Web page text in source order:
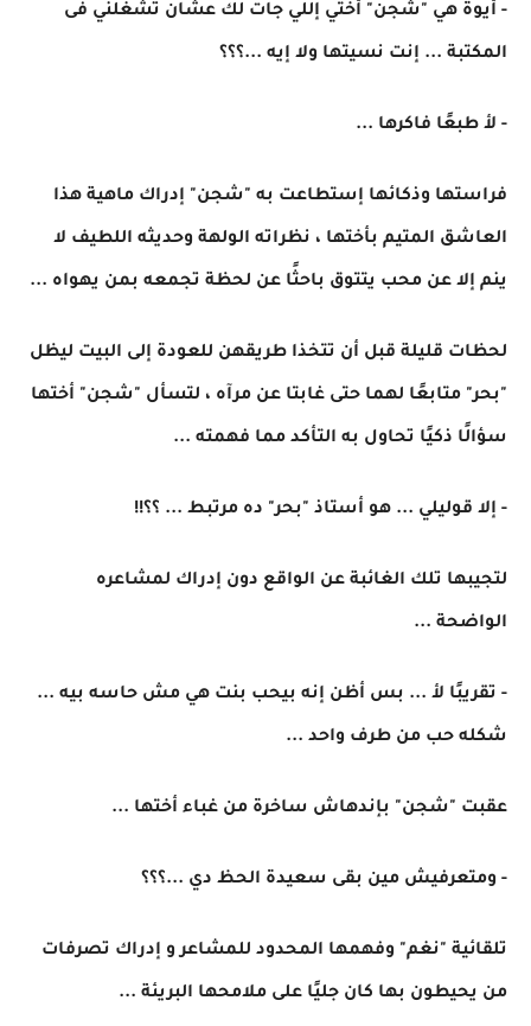
- أيوة هي "شجن" أختي إللي جات لك عشان تشغلني فى
المكتبة ... إنت نسيتها ولا إيه ...؟؟؟
- لأ طبعًا فاكرها ...
فراستها وذكائها إستطاعت به "شجن" إدراك ماهية هذا
العاشق المتيم بأختها ، نظراته الولهة وحديثه اللطيف لا
ينم إلا عن محب يتتوق باحثًا عن لحظة تجمعه بمن يهواه ...
لحظات قليلة قبل أن تتخذا طريقهن للعودة إلى البيت ليظل
"بحر" متابعًا لهما حتى غابتا عن مرآه ، لتسأل "شجن" أختها
سؤالًا ذكيًا تحاول به التأكد مما فهمته ...
- إلا قوليلي ... هو أستاذ "بحر" ده مرتبط ... ؟؟!!
لتجيبها تلك الغائبة عن الواقع دون إدراك لمشاعره
الواضحة ...
- تقريبًا لأ ... بس أظن إنه بيحب بنت هي مش حاسه بيه ...
شكله حب من طرف واحد ...
عقبت "شجن" بإندهاش ساخرة من غباء أختها ...
- ومتعرفيش مين بقى سعيدة الحظ دي ...؟؟؟
تلقائية "نغم" وفهمها المحدود للمشاعر و إدراك تصرفات
من يحيطون بها كان جليًا على ملامحها البريئة ...